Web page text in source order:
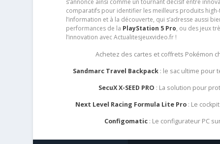
comparatifs pour identifier les meilleurs produits high-
l’information et à la découverte, qui s’adresse aussi
performances de la PlayStation 5 Pro, ou des jeux
l’innovation avec Actualitesjeuxvideo.fr !
Achetez des cartes et coffrets Pokémon
Sandmarc Travel Backpack: le sac ultime pour
SecuX X-SEED PRO : La solution pour
Next Level Racing Formula Lite Pro: Le
Configomatic : Le configurateur PC